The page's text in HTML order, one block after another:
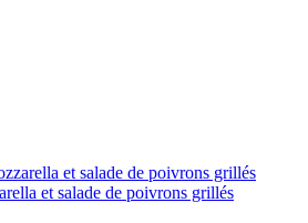
et salade de poivrons grillés
et salade de poivrons grillés